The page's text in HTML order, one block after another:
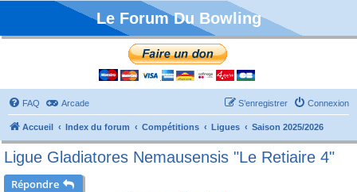
Le Forum Du Bowling
FAQ Arcade Connexion
S’enregistrer
Accueil Index du forum Compétitions Ligues Saison 2025/2026
Ligue Gladiatores Nemausensis "Le Retiaire 4"
Répondre